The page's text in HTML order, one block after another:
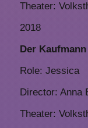
Theater:
2018
Der
Role: Jessica
Director: Anna
Theater: